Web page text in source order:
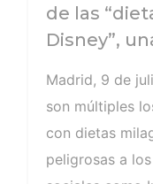
de las
Disney”,
física y
Madrid, 9 de
son múltiples
con dietas
peligrosas a